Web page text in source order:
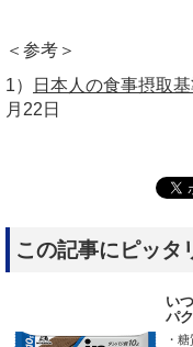
＜参考＞
1） 日本人の食事摂取
月 22 日
この記事にピッタ
い
パ
・